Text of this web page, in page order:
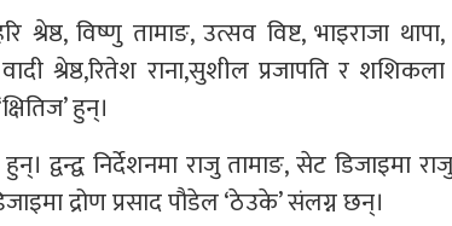
श्रेष्ठ, विष्णु तामाङ, उत्सव विष्ट, भाइराजा
श्रेष्ठ,रितेश राना,सुशील प्रजापति र
हुन्।
द्वन्द्व निर्देशनमा राजु तामाङ, सेट डिजाइमा
द्रोण प्रसाद पौडेल ‘ठेउके’ संलग्न छन्।